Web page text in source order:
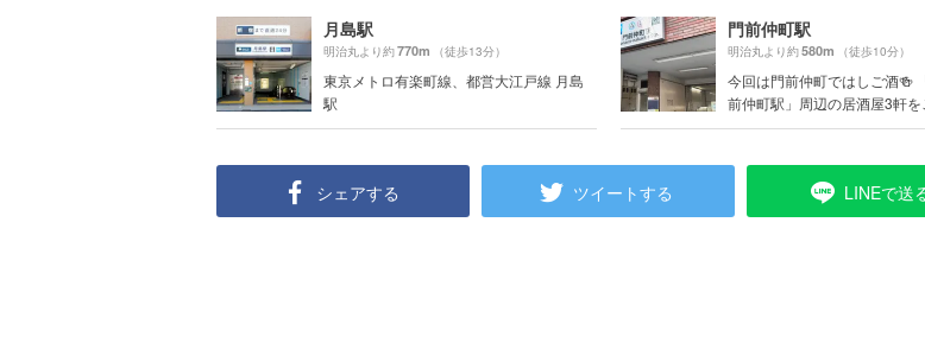
月島駅
明治丸より約770m （徒歩13分）
東京メトロ有楽町線、都営大江戸線 月島
駅
門前仲町駅
明治丸より約580m （徒歩10分）
今回は門前仲町ではしご酒🍻
前仲町駅」周辺の居酒屋3軒を
シェアする ツイートする LINEで送